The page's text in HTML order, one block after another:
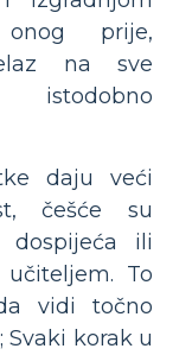
prije,
na sve
daju veći
češće su
dospijeća ili
To
vidi točno
korak u